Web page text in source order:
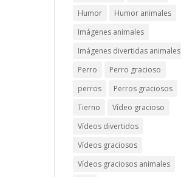
Humor
Humor animales
Imágenes animales
Imágenes divertidas animales
Perro
Perro gracioso
perros
Perros graciosos
Tierno
Vídeo gracioso
Vídeos divertidos
Vídeos graciosos
Vídeos graciosos animales